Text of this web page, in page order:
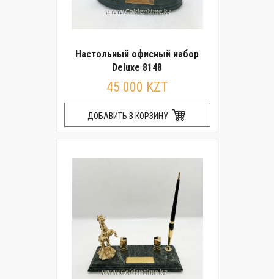
Настольный офисный набор
Deluxe 8148
45 000 KZT
ДОБАВИТЬ В КОРЗИНУ